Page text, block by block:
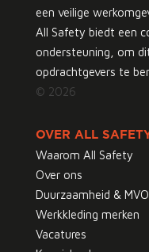
een veilige
All Safety biedt een
ondersteuning, om
opdrachtgevers te
© 2026
OVER ALL
Waarom All Safety
Over ons
Duurzaamheid & MVO
Werkkleding merken
Vacatures